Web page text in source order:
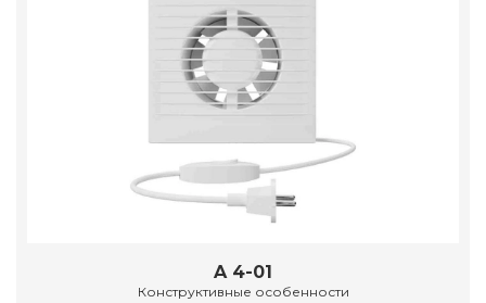
A 4-01
Конструктивные особенности